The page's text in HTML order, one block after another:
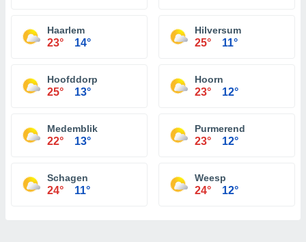
Haarlem
23° 14°
Hilversum
25° 11°
Hoofddorp
25° 13°
Hoorn
23° 12°
Medemblik
22° 13°
Purmerend
23° 12°
Schagen
24° 11°
Weesp
24° 12°